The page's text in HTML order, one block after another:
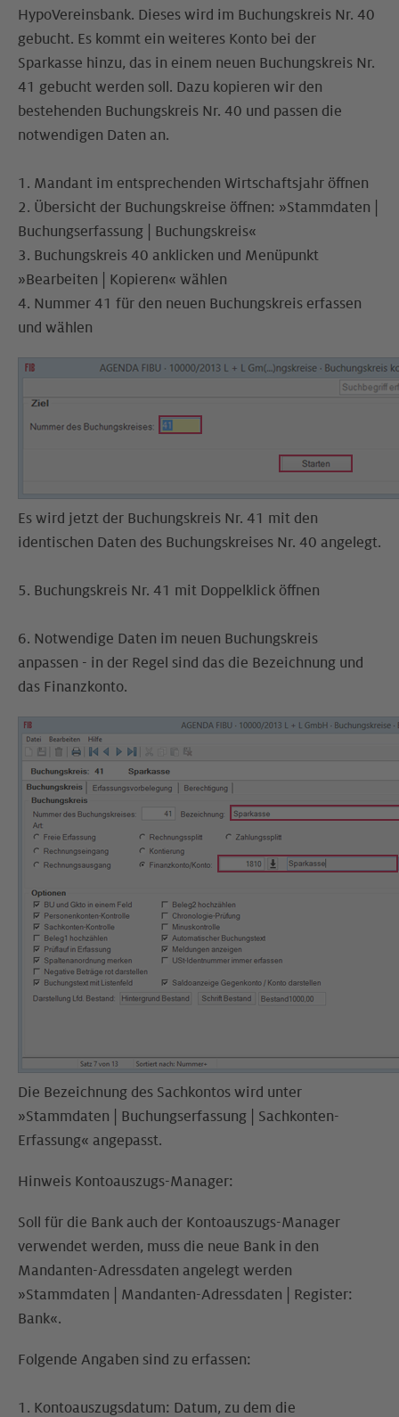
HypoVereinsbank. Dieses wird im Buchungskreis Nr. 40
gebucht. Es kommt ein weiteres Konto bei der
Sparkasse hinzu, das in einem neuen Buchungskreis Nr.
41 gebucht werden soll. Dazu kopieren wir den
bestehenden Buchungskreis Nr. 40 und passen die
notwendigen Daten an.
1. Mandant im entsprechenden Wirtschaftsjahr öffnen
2. Übersicht der Buchungskreise öffnen: »Stammdaten |
Buchungserfassung | Buchungskreis«
3. Buchungskreis 40 anklicken und Menüpunkt
»Bearbeiten | Kopieren« wählen
4. Nummer 41 für den neuen Buchungskreis erfassen
und wählen
Es wird jetzt der Buchungskreis Nr. 41 mit den
identischen Daten des Buchungskreises Nr. 40 angelegt.
5. Buchungskreis Nr. 41 mit Doppelklick öffnen
6. Notwendige Daten im neuen Buchungskreis
anpassen - in der Regel sind das die Bezeichnung und
das Finanzkonto.
Die Bezeichnung des Sachkontos wird unter
»Stammdaten | Buchungserfassung | Sachkonten-
Erfassung« angepasst.
Hinweis Kontoauszugs-Manager:
Soll für die Bank auch der Kontoauszugs-Manager
verwendet werden, muss die neue Bank in den
Mandanten-Adressdaten angelegt werden
»Stammdaten | Mandanten-Adressdaten | Register:
Bank«.
Folgende Angaben sind zu erfassen:
1. Kontoauszugsdatum: Datum, zu dem die